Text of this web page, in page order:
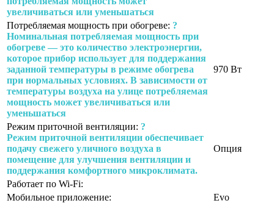
увеличиваться или уменьшаться
Потребляемая мощность при обогреве: ?
Номинальная потребляемая мощность при
обогреве — это количество электроэнергии,
которое прибор использует для поддержания
заданной температуры в режиме обогрева
при нормальных условиях. В зависимости от
температуры воздуха на улице потребляемая
мощность может увеличиваться или
уменьшаться
970 Вт
Режим приточной вентиляции: ?
Режим приточной вентиляции обеспечивает
подачу свежего уличного воздуха в
помещение для улучшения вентиляции и
поддержания комфортного микроклимата.
Опция
Работает по Wi-Fi:
Мобильное приложение:
Evo